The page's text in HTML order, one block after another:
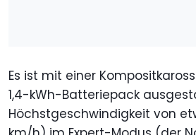
Es ist mit einer
1,4-kWh-Batteriepack
Höchstgeschwindigkeit von